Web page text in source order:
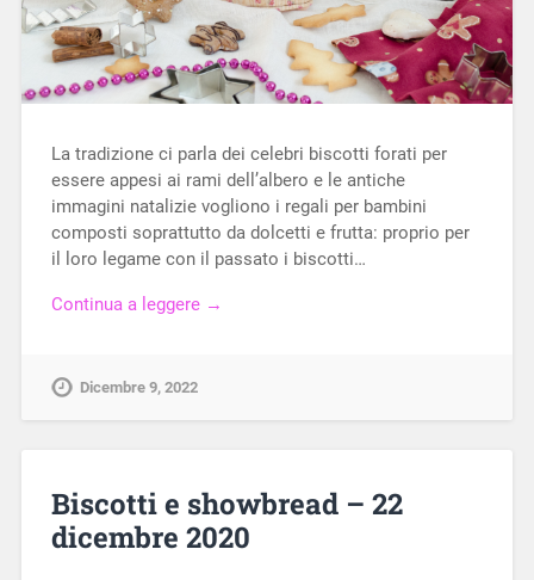
La tradizione ci parla dei celebri biscotti forati per
essere appesi ai rami dell’albero e le antiche
immagini natalizie vogliono i regali per bambini
composti soprattutto da dolcetti e frutta: proprio per
il loro legame con il passato i biscotti…
Continua a leggere →
Dicembre 9, 2022
Biscotti e showbread – 22
dicembre 2020